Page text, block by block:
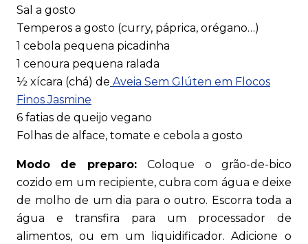
Sal a gosto
Temperos a gosto (curry, páprica, orégano…)
1 cebola pequena picadinha
1 cenoura pequena ralada
½ xícara (chá) de Aveia Sem Glúten em Flocos
Finos Jasmine
6 fatias de queijo vegano
Folhas de alface, tomate e cebola a gosto
Modo de preparo:Coloque o grão-de-bico
cozido em um recipiente, cubra com água e deixe
de molho de um dia para o outro. Escorra toda a
água e transfira para um processador de
alimentos, ou em um liquidificador. Adicione o